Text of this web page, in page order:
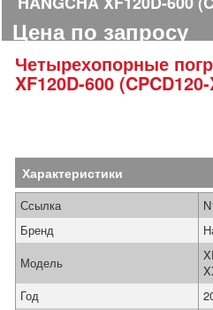
Цена по запросу
Четырехопорные
XF120D-600
Характеристики
Ссылка
Бренд
Модель
Год